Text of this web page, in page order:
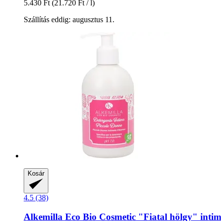
5.430 Ft (21.720 Ft / l)
Szállítás eddig: augusztus 11.
Kosár
4.5 (38)
Alkemilla Eco Bio Cosmetic "Fiatal hölgy"